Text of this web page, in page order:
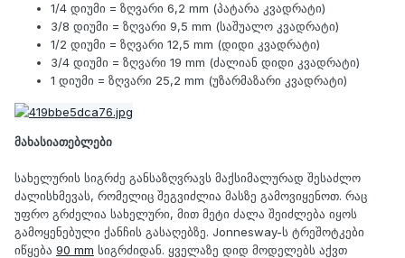
1/4 დიუმი = ზღვარი 6,2 mm (პატარა კვადრატი)
3/8 დიუმი = ზღვარი 9,5 mm (საშუალო კვადრატი)
1/2 დიუმი = ზღვარი 12,5 mm (დიდი კვადრატი)
3/4 დიუმი = ზღვარი 19 mm (ძალიან დიდი კვადრატი)
1 დიუმი = ზღვარი 25,2 mm (უზარმაზარი კვადრატი)
მახასიათებლები
სახელურის სიგრძე განსაზღვრავს მაქსიმალურად შესაძლო
ძალისხმევას, რომელიც შეგვიძლია მასზე გამოვიყენოთ. რაც
უფრო გრძელია სახელური, მით მეტი ძალა შეიძლება იყოს
გამოყენებული ქანჩის გასაღებზე. Jonnesway-ს ტრეშოტკები
იწყება 90 mm სიგრძიდან. ყველაზე დიდ მოდელებს აქვთ